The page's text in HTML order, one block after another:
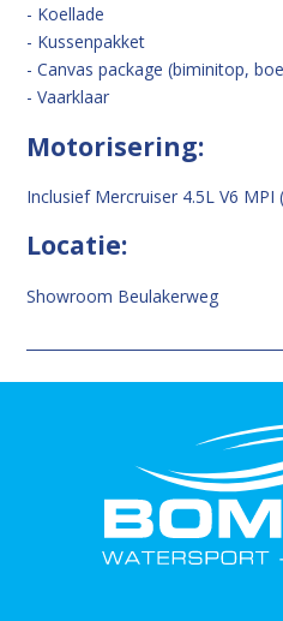
- Koellade
- Kussenpakket
- Canvas package (biminitop,
- Vaarklaar
Motorisering:
Inclusief Mercruiser 4.5L V6 MPI
Locatie:
Showroom Beulakerweg